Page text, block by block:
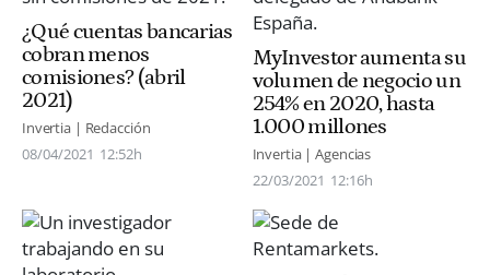
¿Qué cuentas bancarias
cobran menos
comisiones? (abril
2021)
Invertia | Redacción
08/04/2021 12:52h
MyInvestor aumenta su
volumen de negocio un
254% en 2020, hasta
1.000 millones
Invertia | Agencias
22/03/2021 12:16h